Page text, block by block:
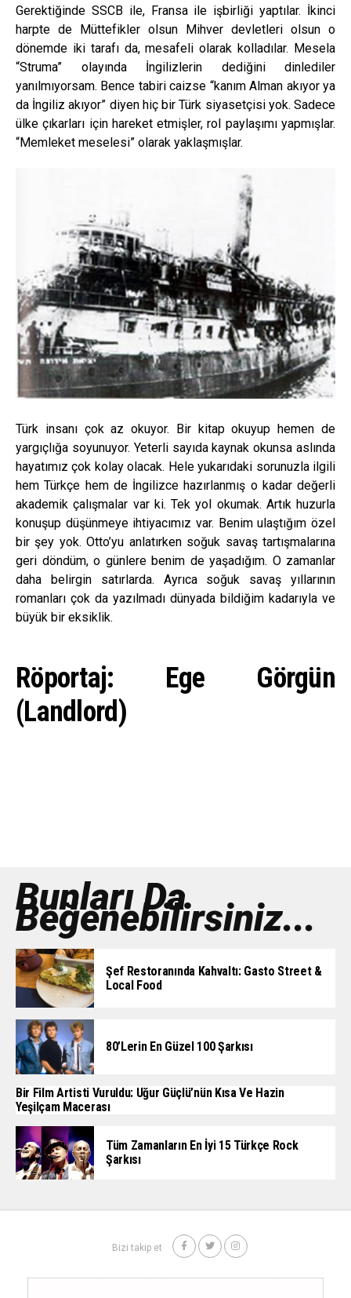
Gerektiğinde SSCB ile, Fransa ile işbirliği yaptılar. İkinci
harpte de Müttefikler olsun Mihver devletleri olsun o
dönemde iki tarafı da, mesafeli olarak kolladılar. Mesela
“Struma” olayında İngilizlerin dediğini dinlediler
yanılmıyorsam. Bence tabiri caizse “kanım Alman akıyor ya
da İngiliz akıyor” diyen hiç bir Türk siyasetçisi yok. Sadece
ülke çıkarları için hareket etmişler, rol paylaşımı yapmışlar.
“Memleket meselesi” olarak yaklaşmışlar.
Türk insanı çok az okuyor. Bir kitap okuyup hemen de
yargıçlığa soyunuyor. Yeterli sayıda kaynak okunsa aslında
hayatımız çok kolay olacak. Hele yukarıdaki sorunuzla ilgili
hem Türkçe hem de İngilizce hazırlanmış o kadar değerli
akademik çalışmalar var ki. Tek yol okumak. Artık huzurla
konuşup düşünmeye ihtiyacımız var. Benim ulaştığım özel
bir şey yok. Otto’yu anlatırken soğuk savaş tartışmalarına
geri döndüm, o günlere benim de yaşadığım. O zamanlar
daha belirgin satırlarda. Ayrıca soğuk savaş yıllarının
romanları çok da yazılmadı dünyada bildiğim kadarıyla ve
büyük bir eksiklik.
Röportaj: Ege Görgün
(Landlord)
Bunları Da
Beğenebilirsiniz...
Şef Restoranında Kahvaltı: Gasto Street &
Local Food
80’lerin En Güzel 100 Şarkısı
Bir Film Artisti Vuruldu: Uğur Güçlü’nün Kısa Ve Hazin
Yeşilçam Macerası
Tüm Zamanların En İyi 15 Türkçe Rock
Şarkısı
Bizi takip et